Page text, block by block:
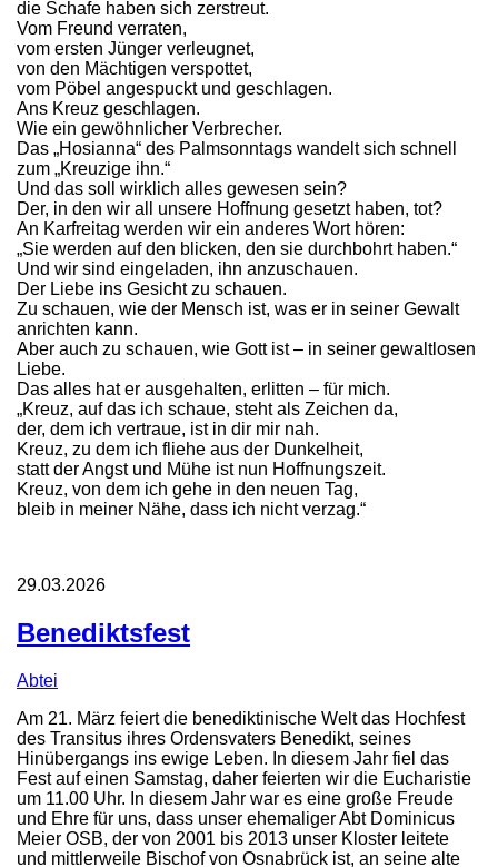
die Schafe haben sich zerstreut.
Vom Freund verraten,
vom ersten Jünger verleugnet,
von den Mächtigen verspottet,
vom Pöbel angespuckt und geschlagen.
Ans Kreuz geschlagen.
Wie ein gewöhnlicher Verbrecher.
Das „Hosianna“ des Palmsonntags wandelt sich schnell
zum „Kreuzige ihn.“
Und das soll wirklich alles gewesen sein?
Der, in den wir all unsere Hoffnung gesetzt haben, tot?
An Karfreitag werden wir ein anderes Wort hören:
„Sie werden auf den blicken, den sie durchbohrt haben.“
Und wir sind eingeladen, ihn anzuschauen.
Der Liebe ins Gesicht zu schauen.
Zu schauen, wie der Mensch ist, was er in seiner Gewalt
anrichten kann.
Aber auch zu schauen, wie Gott ist – in seiner gewaltlosen
Liebe.
Das alles hat er ausgehalten, erlitten – für mich.
„Kreuz, auf das ich schaue, steht als Zeichen da,
der, dem ich vertraue, ist in dir mir nah.
Kreuz, zu dem ich fliehe aus der Dunkelheit,
statt der Angst und Mühe ist nun Hoffnungszeit.
Kreuz, von dem ich gehe in den neuen Tag,
bleib in meiner Nähe, dass ich nicht verzag.“
29.03.2026
Benediktsfest
Abtei
Am 21. März feiert die benediktinische Welt das Hochfest
des Transitus ihres Ordensvaters Benedikt, seines
Hinübergangs ins ewige Leben. In diesem Jahr fiel das
Fest auf einen Samstag, daher feierten wir die Eucharistie
um 11.00 Uhr. In diesem Jahr war es eine große Freude
und Ehre für uns, dass unser ehemaliger Abt Dominicus
Meier OSB, der von 2001 bis 2013 unser Kloster leitete
und mittlerweile Bischof von Osnabrück ist, an seine alte